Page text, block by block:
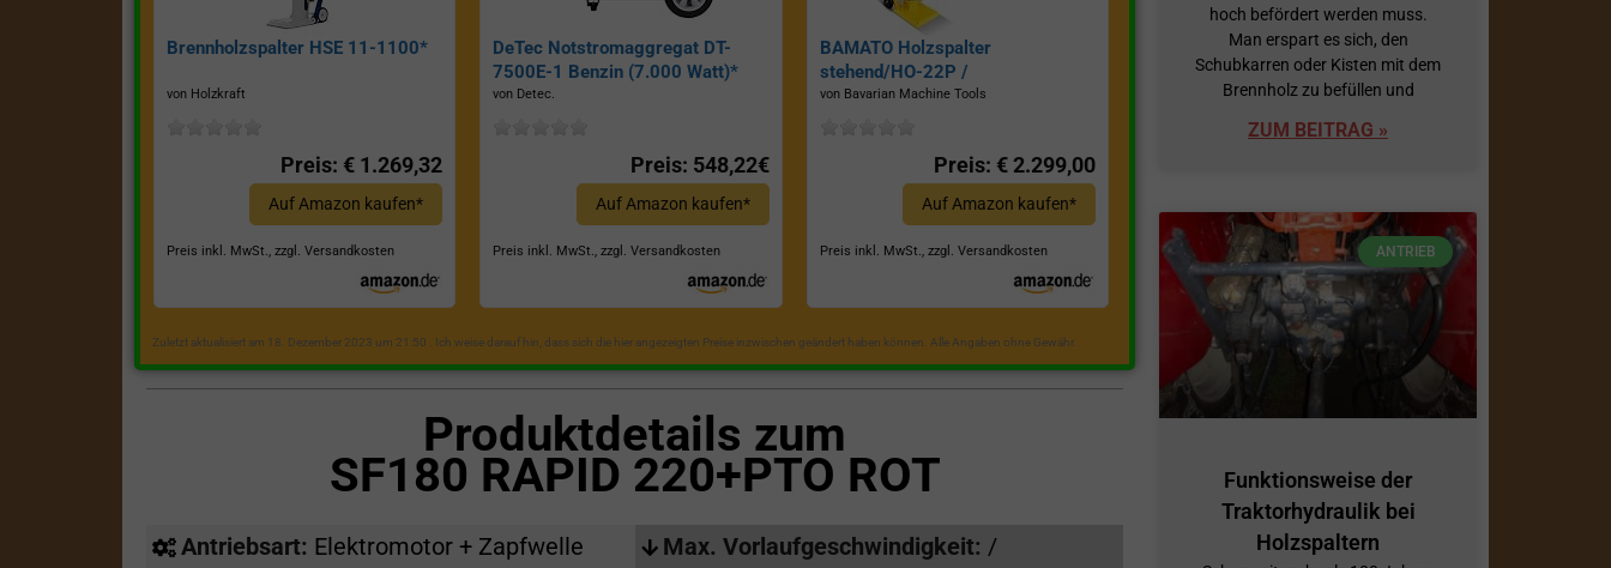
Brennholzspalter HSE 11-1100*
von Holzkraft
Preis: € 1.269,32
Auf Amazon kaufen*
Preis inkl. MwSt., zzgl. Versandkosten
DeTec Notstromaggregat DT-
7500E-1 Benzin (7.000 Watt)*
von Detec.
Preis: 548,22€
Auf Amazon kaufen*
Preis inkl. MwSt., zzgl. Versandkosten
BAMATO Holzspalter
stehend/HO-22P /
Zapfwellenantrieb, Inkl.
von Bavarian Machine Tools
Preis: € 2.299,00
Auf Amazon kaufen*
Preis inkl. MwSt., zzgl. Versandkosten
Zuletzt aktualisiert am 18. Dezember 2023 um 21:50 . Ich weise darauf hin, dass sich die hier angezeigten Preise inzwischen geändert haben können. Alle Angaben ohne Gewähr.
Produktdetails zum
SF180 RAPID 220+PTO ROT
Antriebsart: Elektromotor + Zapfwelle
Max. Vorlaufgeschwindigkeit: /
hoch befördert werden muss.
Man erspart es sich, den
Schubkarren oder Kisten mit dem
Brennholz zu befüllen und
ZUM BEITRAG »
ANTRIEB
Funktionsweise der
Traktorhydraulik bei
Holzspaltern